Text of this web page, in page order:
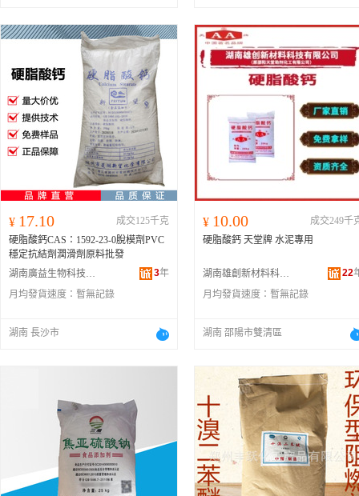
¥ 17.10
成交125千克
硬脂酸鈣CAS：1592-23-0脫模劑PVC
穩定抗結劑潤滑劑原料批發
湖南廣益生物科技有限公司
3年
月均發貨速度： 暫無記錄
湖南 長沙市
¥ 10.00
成交249千
硬脂酸鈣 天堂牌 水泥專用
湖南雄創新材料科技有限公司 22
月均發貨速度： 暫無記錄
湖南 邵陽市雙清區